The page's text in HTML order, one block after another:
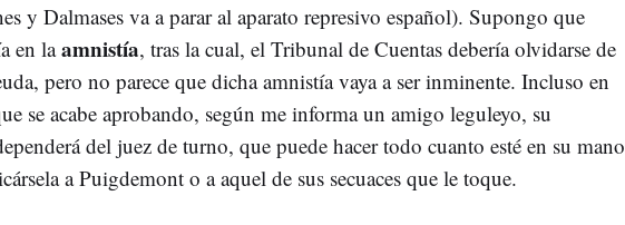
y Dalmases va a parar al aparato represivo español). Supongo que
en laamnistía, tras la cual, el Tribunal de Cuentas debería olvidarse de
pero no parece que dicha amnistía vaya a ser inminente. Incluso en
se acabe aprobando, según me informa un amigo leguleyo, su
del juez de turno, que puede hacer todo cuanto esté en su mano
a Puigdemont o a aquel de sus secuaces que le toque.